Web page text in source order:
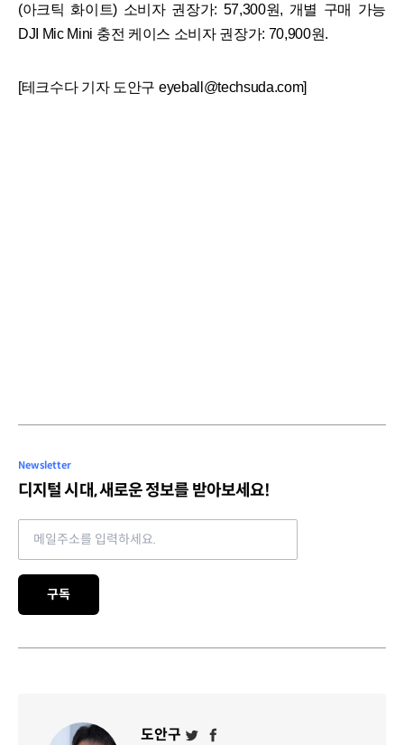
(아크틱 화이트) 소비자 권장가: 57,300원, 개별 구매 가능
DJI Mic Mini 충전 케이스 소비자 권장가: 70,900원.
[테크수다 기자 도안구 eyeball@techsuda.com]
Newsletter
디지털 시대, 새로운 정보를 받아보세요!
Email address
구독
도안구